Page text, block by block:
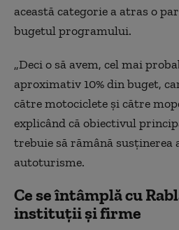
această categorie a atras o
bugetul programului.
„Deci o să avem, cel mai
aproximativ 10% din buget,
către motociclete şi către
explicând că obiectivul
trebuie să rămână susținerea
autoturisme.
Ce se întâmplă cu
instituții și firme